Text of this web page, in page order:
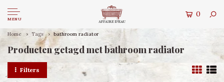
MENU
0
Home Tags bathroom radiator
Producten getagd met bathroom radiator
Filters